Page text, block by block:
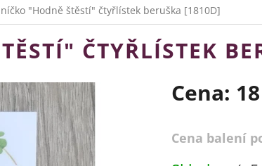
"Hodně štěstí" čtyřlístek beruška [1810D]
ČTYŘLÍSTEK
Cena:
Cena balení